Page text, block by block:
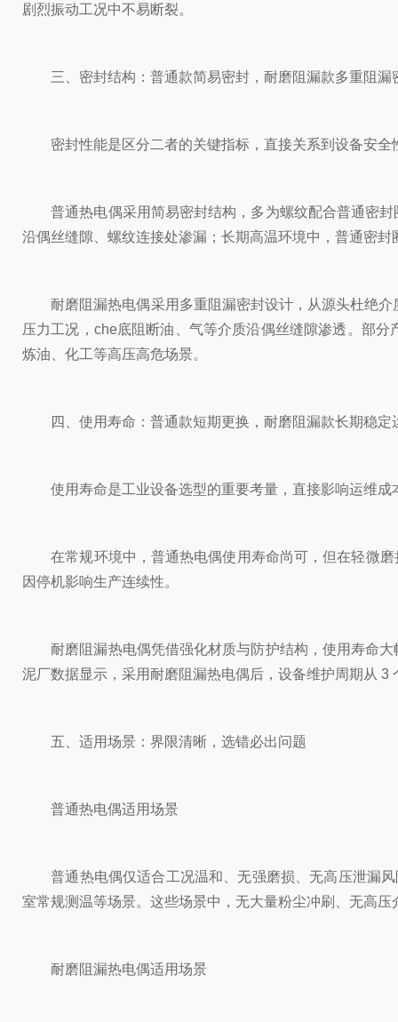
剧烈振动工况中不易断裂。
三、密封结构：普通款简易密封，耐磨阻漏款多重阻漏
密封性能是区分二者的关键指标，直接关系到设备安全
普通热电偶采用简易密封结构，多为螺纹配合普通密封
沿偶丝缝隙、螺纹连接处渗漏；长期高温环境中，普通密
耐磨阻漏热电偶采用多重阻漏密封设计，从源头杜绝介
压力工况，che底阻断油、气等介质沿偶丝缝隙渗透。部
炼油、化工等高压高危场景。
四、使用寿命：普通款短期更换，耐磨阻漏款长期稳定
使用寿命是工业设备选型的重要考量，直接影响运维成
在常规环境中，普通热电偶使用寿命尚可，但在轻微磨
因停机影响生产连续性。
耐磨阻漏热电偶凭借强化材质与防护结构，使用寿命大
泥厂数据显示，采用耐磨阻漏热电偶后，设备维护周期从
五、适用场景：界限清晰，选错必出问题
普通热电偶适用场景
普通热电偶仅适合工况温和、无强磨损、无高压泄漏风
室常规测温等场景。这些场景中，无大量粉尘冲刷、无高
耐磨阻漏热电偶适用场景